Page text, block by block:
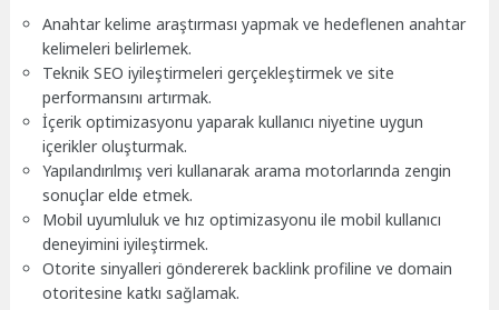
Anahtar kelime araştırması yapmak ve hedeflenen anahtar
kelimeleri belirlemek.
Teknik SEO iyileştirmeleri gerçekleştirmek ve site
performansını artırmak.
İçerik optimizasyonu yaparak kullanıcı niyetine uygun
içerikler oluşturmak.
Yapılandırılmış veri kullanarak arama motorlarında zengin
sonuçlar elde etmek.
Mobil uyumluluk ve hız optimizasyonu ile mobil kullanıcı
deneyimini iyileştirmek.
Otorite sinyalleri göndererek backlink profiline ve domain
otoritesine katkı sağlamak.